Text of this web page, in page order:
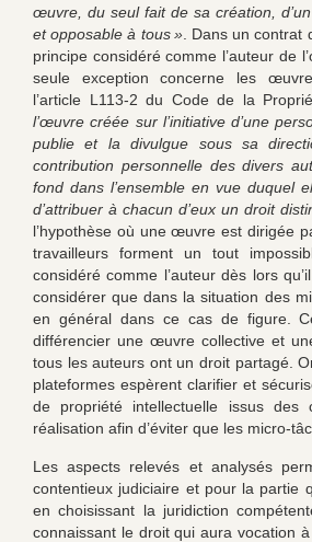
œuvre, du seul fait de sa création,
et opposable à tous ». Dans un contrat
principe considéré comme l’auteur
seule exception concerne les
l’article L113-2 du Code de la
l’œuvre créée sur l’initiative d’une
publie et la divulgue sous sa
contribution personnelle des divers
fond dans l’ensemble en vue duquel
d’attribuer à chacun d’eux un droit
l’hypothèse où une œuvre est dirigée
travailleurs forment un tout
considéré comme l’auteur dès lors
considérer que dans la situation des
en général dans ce cas de figure.
différencier une œuvre collective et
tous les auteurs ont un droit partagé.
plateformes espèrent clarifier et
de propriété intellectuelle issus
réalisation afin d’éviter que les micro-
Les aspects relevés et analysés
contentieux judiciaire et pour la partie
en choisissant la juridiction
connaissant le droit qui aura vocation